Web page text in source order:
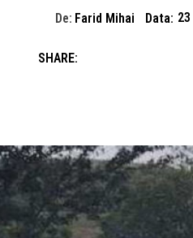
De: Farid Mihai Data:
SHARE: